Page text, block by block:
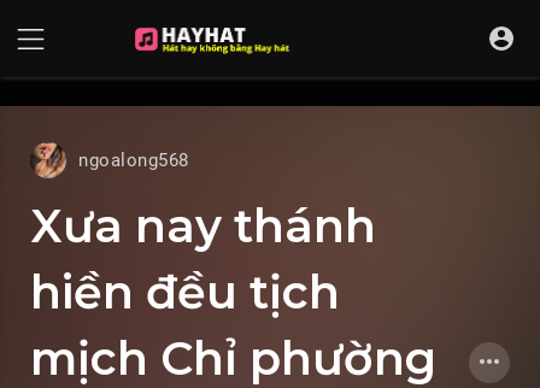
ngoalong568
Xưa nay thánh
hiền đều tịch
mịch Chỉ phường